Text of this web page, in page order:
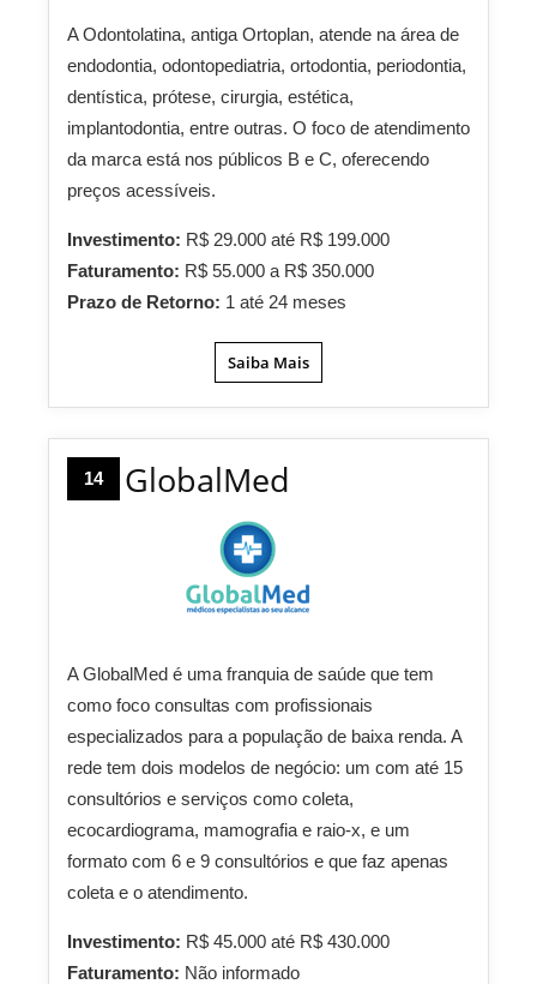
A Odontolatina, antiga Ortoplan, atende na área de
endodontia, odontopediatria, ortodontia, periodontia,
dentística, prótese, cirurgia, estética,
implantodontia, entre outras. O foco de atendimento
da marca está nos públicos B e C, oferecendo
preços acessíveis.
Investimento: R$ 29.000 até R$ 199.000
Faturamento: R$ 55.000 a R$ 350.000
Prazo de Retorno: 1 até 24 meses
Saiba Mais
14 GlobalMed
A GlobalMed é uma franquia de saúde que tem
como foco consultas com profissionais
especializados para a população de baixa renda. A
rede tem dois modelos de negócio: um com até 15
consultórios e serviços como coleta,
ecocardiograma, mamografia e raio-x, e um
formato com 6 e 9 consultórios e que faz apenas
coleta e o atendimento.
Investimento: R$ 45.000 até R$ 430.000
Faturamento: Não informado